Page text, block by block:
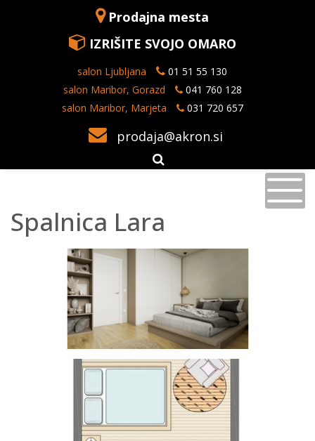
Prodajna mesta
IZRIŠITE SVOJO OMARO
salon Ljubljana
01 51 55 130
salon Maribor, Gorazd
041 760 128
salon Maribor, Marjeta
031 720 657
prodaja@akron.si
Spalnica Lara